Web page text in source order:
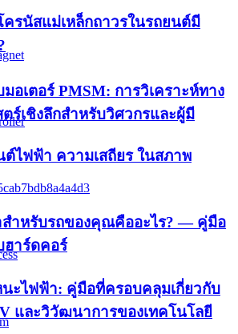
ครนัสแม่เหล็กถาวรในรถยนต์มี
อเตอร์ PMSM: การวิเคราะห์ทาง
ร์เชิงลึกสำหรับวิศวกรและผู้มี
ไฟฟ้า ความเสถียร ในสภาพ
สำหรับรถของคุณคืออะไร? — คู่มือ
ฮาร์ดคอร์
ะไฟฟ้า: คู่มือที่ครอบคลุมเกี่ยวกับ
และวิวัฒนาการของเทคโนโลยี